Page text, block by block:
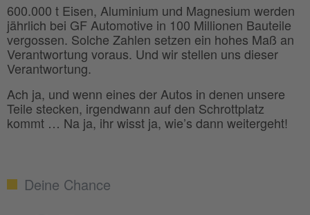
600.000 t Eisen, Aluminium und Magnesium werden
jährlich bei GF Automotive in 100 Millionen Bauteile
vergossen. Solche Zahlen setzen ein hohes Maß an
Verantwortung voraus. Und wir stellen uns dieser
Verantwortung.
Ach ja, und wenn eines der Autos in denen unsere
Teile stecken, irgendwann auf den Schrottplatz
kommt … Na ja, ihr wisst ja, wie’s dann weitergeht!
Deine Chance